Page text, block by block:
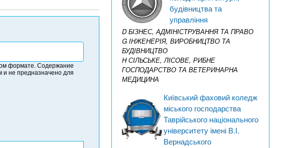
формате. Содержание
и не предназначено для
будівництва та
управління
D БІЗНЕС, АДМІНІСТРУВАННЯ ТА ПРАВО
G ІНЖЕНЕРІЯ, ВИРОБНИЦТВО ТА
БУДІВНИЦТВО
H СІЛЬСЬКЕ, ЛІСОВЕ, РИБНЕ
ГОСПОДАРСТВО ТА ВЕТЕРИНАРНА
МЕДИЦИНА
Київський фаховий коледж
міського господарства
Таврійського національного
університету імені В.І.
Вернадського